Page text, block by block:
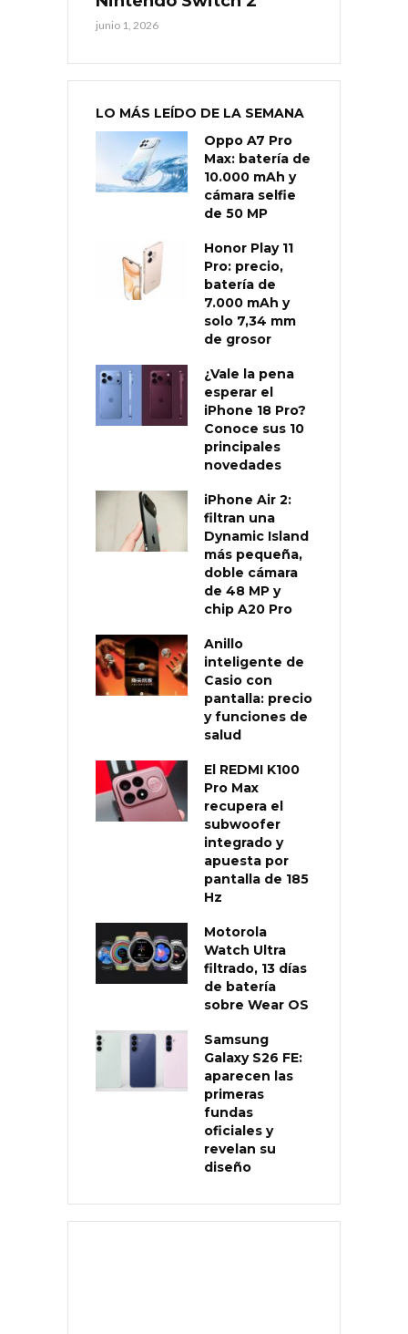
junio 1, 2026
LO MÁS LEÍDO DE LA SEMANA
Oppo A7 Pro
Max: batería de
10.000 mAh y
cámara selfie
de 50 MP
Honor Play 11
Pro: precio,
batería de
7.000 mAh y
solo 7,34 mm
de grosor
¿Vale la pena
esperar el
iPhone 18 Pro?
Conoce sus 10
principales
novedades
iPhone Air 2:
filtran una
Dynamic Island
más pequeña,
doble cámara
de 48 MP y
chip A20 Pro
Anillo
inteligente de
Casio con
pantalla: precio
y funciones de
salud
El REDMI K100
Pro Max
recupera el
subwoofer
integrado y
apuesta por
pantalla de 185
Hz
Motorola
Watch Ultra
filtrado, 13 días
de batería
sobre Wear OS
Samsung
Galaxy S26 FE:
aparecen las
primeras
fundas
oficiales y
revelan su
diseño